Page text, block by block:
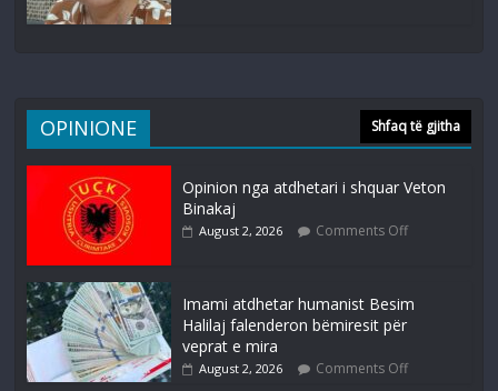
OPINIONE Shfaq të gjitha
Opinion nga atdhetari i shquar Veton
Binakaj
August 2, 2026 Comments Off
Imami atdhetar humanist Besim
Halilaj falenderon bëmiresit për
veprat e mira
August 2, 2026 Comments Off